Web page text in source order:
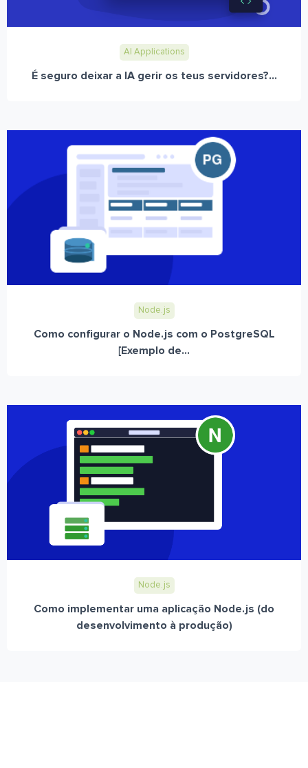
AI Applications
É seguro deixar a IA gerir os teus servidores?...
Node.js
Como configurar o Node.js com o PostgreSQL
[Exemplo de...
Node.js
Como implementar uma aplicação Node.js (do
desenvolvimento à produção)